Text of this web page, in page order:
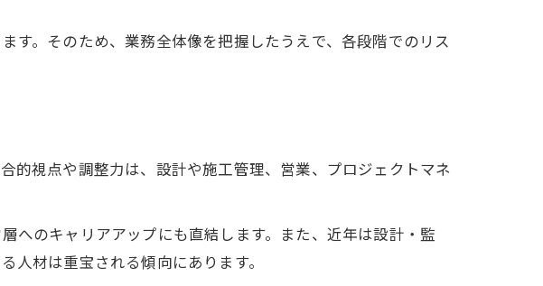
意点
とキャリア戦略
注意点と対策
き方の工夫
現実
メリットと課題
す。そのため、業務全体像を把握したうえで、各段階でのリス
的視点や調整力は、設計や施工管理、営業、プロジェクトマネ
へのキャリアアップにも直結します。また、近年は設計・監
材は重宝される傾向にあります。